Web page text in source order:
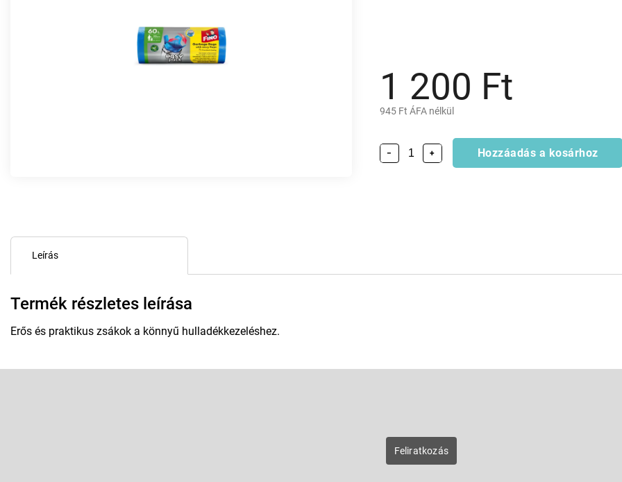
1 200 Ft
945 Ft ÁFA nélkül
+
− Hozzáadás a kosárhoz
Leírás
Termék részletes leírása
Erős és praktikus zsákok a könnyű hulladékkezeléshez.
Feliratkozás